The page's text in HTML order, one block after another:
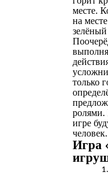
месте.
на
только
ролями.
игре
человек.
Игра